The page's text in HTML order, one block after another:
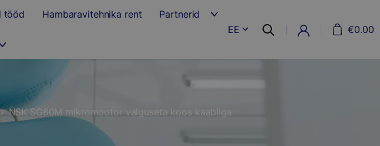
tööd Hambaravitehnika rent Partnerid
EE €0.00
› NSK SG80M mikromootor valguseta koos kaabliga